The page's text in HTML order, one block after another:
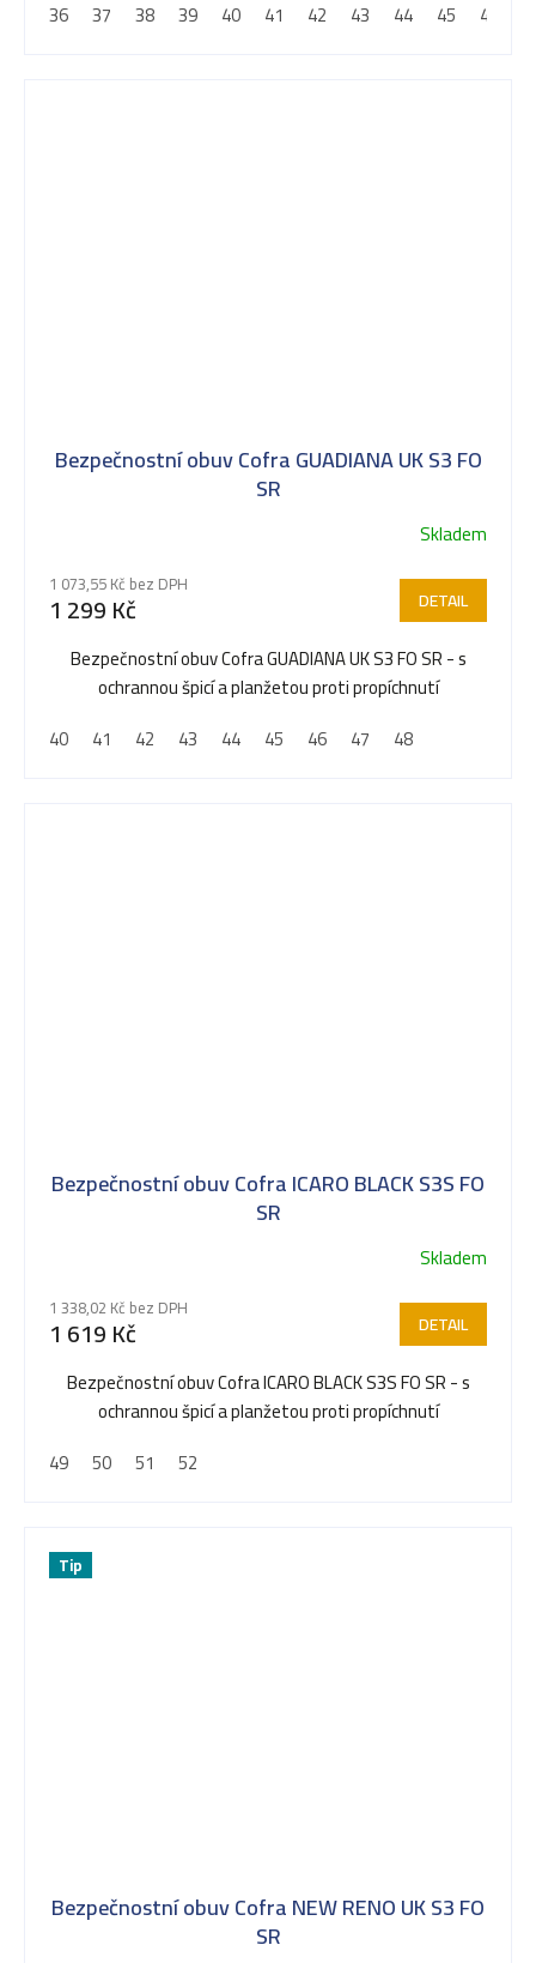
36 37 38 39 40 41 42 43 44 45 46
Bezpečnostní obuv Cofra GUADIANA UK S3 FO
SR
Skladem
1 073,55 Kč bez DPH
1 299 Kč DETAIL
Bezpečnostní obuv Cofra GUADIANA UK S3 FO SR - s
ochrannou špicí a planžetou proti propíchnutí
40
41 42 43 44 45 46 47 48
Bezpečnostní obuv Cofra ICARO BLACK S3S FO
SR
Skladem
1 338,02 Kč bez DPH
1 619 Kč DETAIL
Bezpečnostní obuv Cofra ICARO BLACK S3S FO SR - s
ochrannou špicí a planžetou proti propíchnutí
49
50 51 52
Tip
Bezpečnostní obuv Cofra NEW RENO UK S3 FO
SR